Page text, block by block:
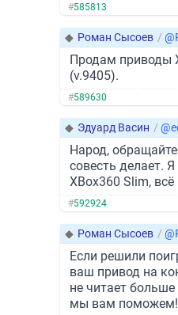
#585813
◆ Роман Сысоев /
Продам приводы
(v.9405).
#589630
◆ Эдуард Васин /
Народ,
совесть делает.
XBox360 Slim, всё
#592924
◆ Роман Сысоев /
Если решили
ваш привод на
не читает больше
мы вам поможем!